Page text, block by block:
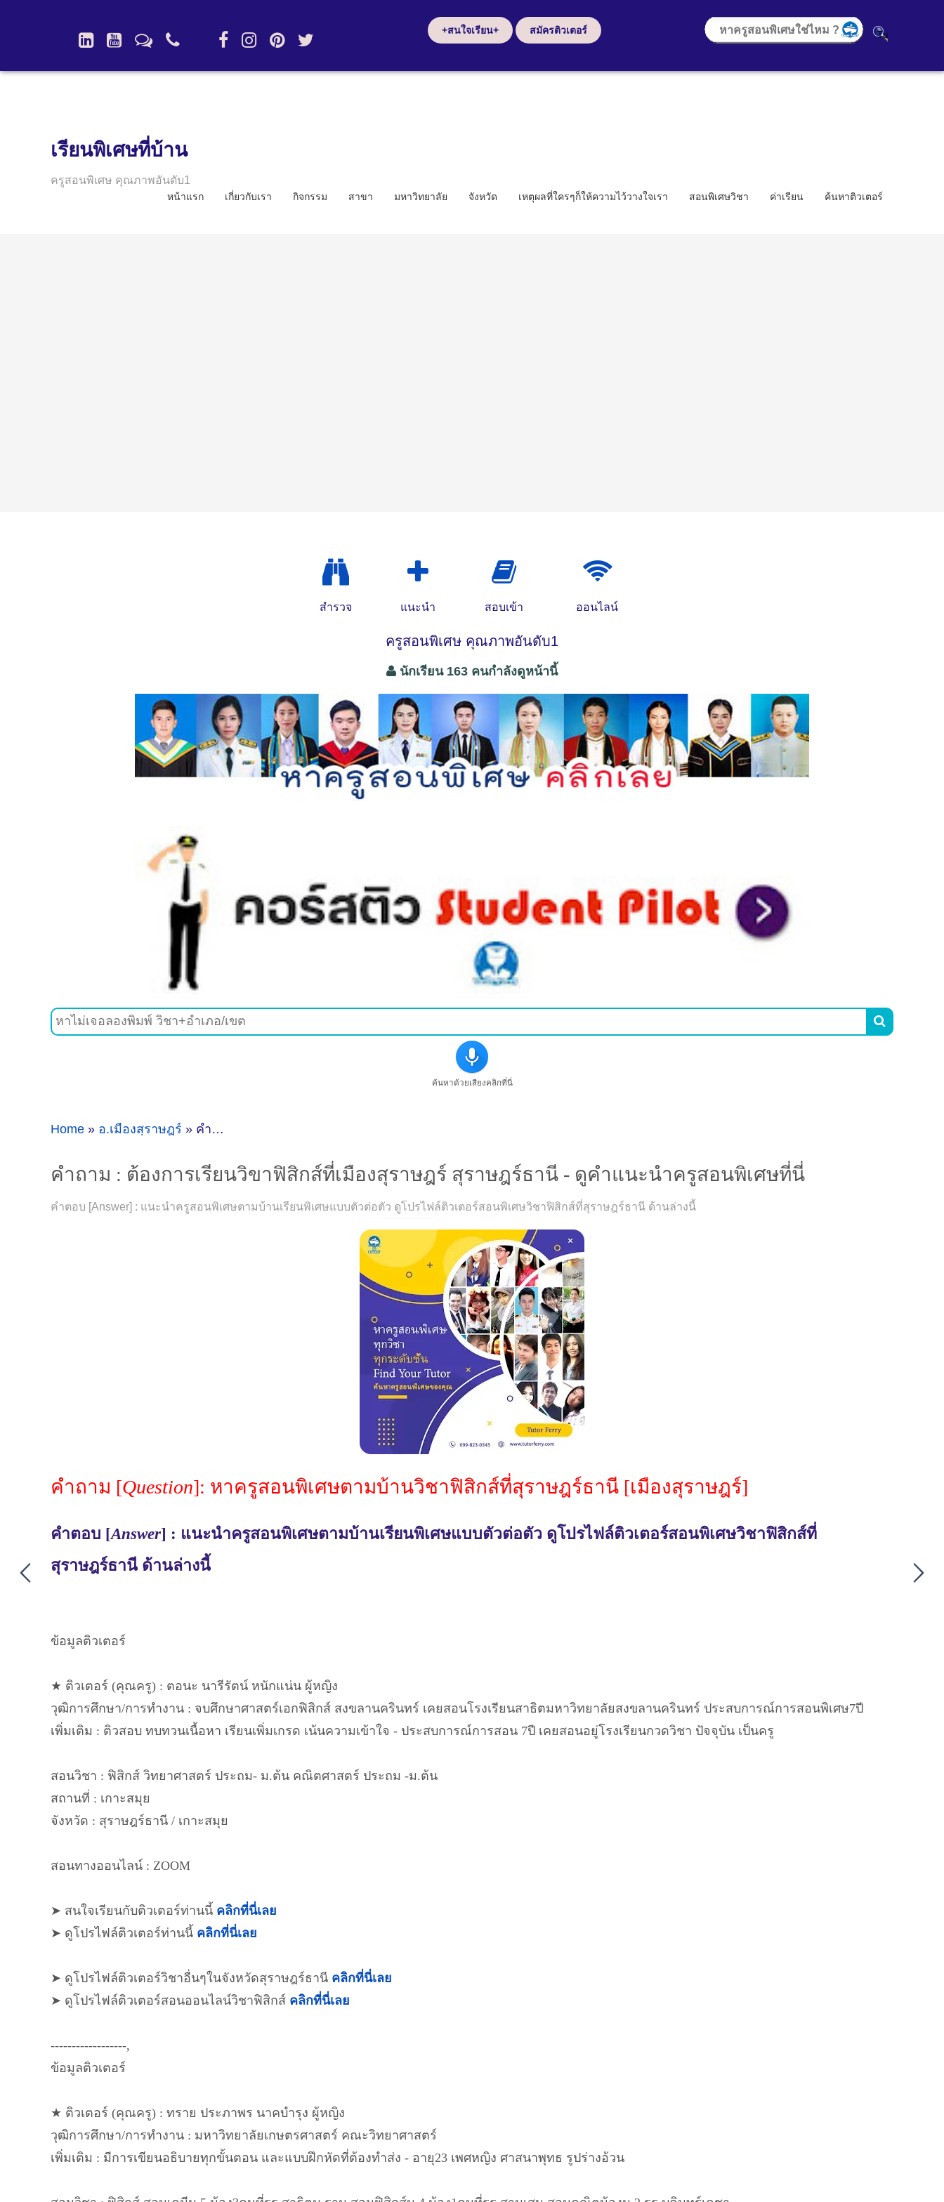
+สนใจเรียน+ สมัครติวเตอร์
เรียนพิเศษที่บ้าน
ครูสอนพิเศษ คุณภาพอันดับ1
หน้าแรก เกี่ยวกับเรา กิจกรรม สาขา มหาวิทยาลัย จังหวัด เหตุผลที่ใครๆก็ให้ความไว้วางใจเรา สอนพิเศษวิชา ค่าเรียน ค้นหาติวเตอร์
สำรวจ แนะนำ สอบเข้า ออนไลน์
ครูสอนพิเศษ คุณภาพอันดับ1
นักเรียน 163 คนกำลังดูหน้านี้

ค้นหาด้วยเสียงคลิกที่นี่
Home » อ.เมืองสุราษฎร์ » คำถาม : ต้องการเรียนวิขาฟิสิกส์ที่เมืองสุราษฎร์ สุราษฎร์ธานี - ดูคำแนะนำครูสอนพิเศษที่นี่
คำถาม : ต้องการเรียนวิขาฟิสิกส์ที่เมืองสุราษฎร์ สุราษฎร์ธานี - ดูคำแนะนำครูสอนพิเศษที่นี่
คำตอบ [Answer] : แนะนำครูสอนพิเศษตามบ้านเรียนพิเศษแบบตัวต่อตัว ดูโปรไฟล์ติวเตอร์สอนพิเศษวิชาฟิสิกส์ที่สุราษฎร์ธานี ด้านล่างนี้
คำถาม [Question]: หาครูสอนพิเศษตามบ้านวิชาฟิสิกส์ที่สุราษฎร์ธานี [เมืองสุราษฎร์]
คำตอบ [Answer] : แนะนำครูสอนพิเศษตามบ้านเรียนพิเศษแบบตัวต่อตัว ดูโปรไฟล์ติวเตอร์สอนพิเศษวิชาฟิสิกส์ที่
สุราษฎร์ธานี ด้านล่างนี้
ข้อมูลติวเตอร์
★ ติวเตอร์ (คุณครู) : ตอนะ นารีรัตน์ หนักแน่น ผู้หญิง
วุฒิการศึกษา/การทำงาน : จบศึกษาศาสตร์เอกฟิสิกส์ สงขลานครินทร์ เคยสอนโรงเรียนสาธิตมหาวิทยาลัยสงขลานครินทร์ ประสบการณ์การสอนพิเศษ7ปี
เพิ่มเติม : ติวสอบ ทบทวนเนื้อหา เรียนเพิ่มเกรด เน้นความเข้าใจ - ประสบการณ์การสอน 7ปี เคยสอนอยู่โรงเรียนกวดวิชา ปัจจุบัน เป็นครู
สอนวิชา : ฟิสิกส์ วิทยาศาสตร์ ประถม- ม.ต้น คณิตศาสตร์ ประถม -ม.ต้น
สถานที่ : เกาะสมุย
จังหวัด : สุราษฎร์ธานี / เกาะสมุย
สอนทางออนไลน์ : ZOOM
➤ สนใจเรียนกับติวเตอร์ท่านนี้ คลิกที่นี่เลย
➤ ดูโปรไฟล์ติวเตอร์ท่านนี้ คลิกที่นี่เลย
➤ ดูโปรไฟล์ติวเตอร์วิชาอื่นๆในจังหวัดสุราษฎร์ธานี คลิกที่นี่เลย
➤ ดูโปรไฟล์ติวเตอร์สอนออนไลน์วิชาฟิสิกส์ คลิกที่นี่เลย
------------------,
ข้อมูลติวเตอร์
★ ติวเตอร์ (คุณครู) : ทราย ประภาพร​ นาคบำรุง ผู้หญิง
วุฒิการศึกษา/การทำงาน : มหาวิทยาลัย​เกษตร​ศาสตร์​ คณะวิทยาศาสตร์​
เพิ่มเติม : มีการเขียนอธิบายทุกขั้นตอน​ และแบบฝึกหัดที่ต้องทำส่ง - อายุ23​ เพศหญิง​ ศาสนาพุทธ​ รูปร่างอ้วน